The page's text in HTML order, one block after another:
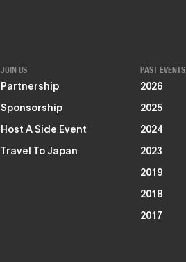
JOIN US
Partnership
Sponsorship
Host A Side Event
Travel To Japan
PAST EVENTS
2026
2025
2024
2023
2019
2018
2017